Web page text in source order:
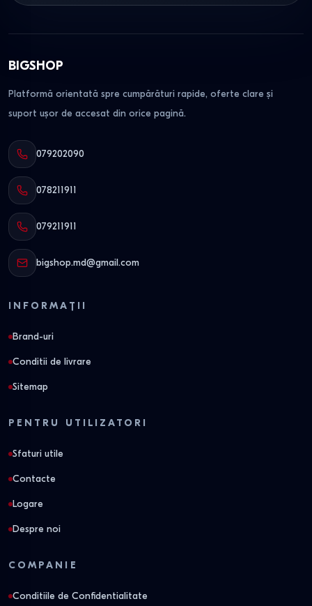
BIGSHOP
Platformă orientată spre cumpărături rapide, oferte clare și
suport ușor de accesat din orice pagină.
079202090
078211911
079211911
bigshop.md@gmail.com
INFORMAȚII
Brand-uri
Conditii de livrare
Sitemap
PENTRU UTILIZATORI
Sfaturi utile
Contacte
Logare
Despre noi
COMPANIE
Conditiile de Confidentialitate